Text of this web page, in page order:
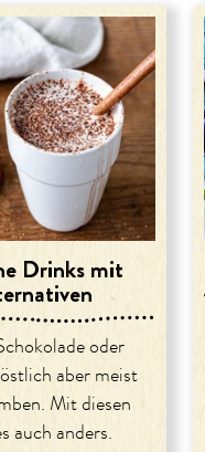
Drinks mit
oder
aber meist
Mit diesen
auch anders.